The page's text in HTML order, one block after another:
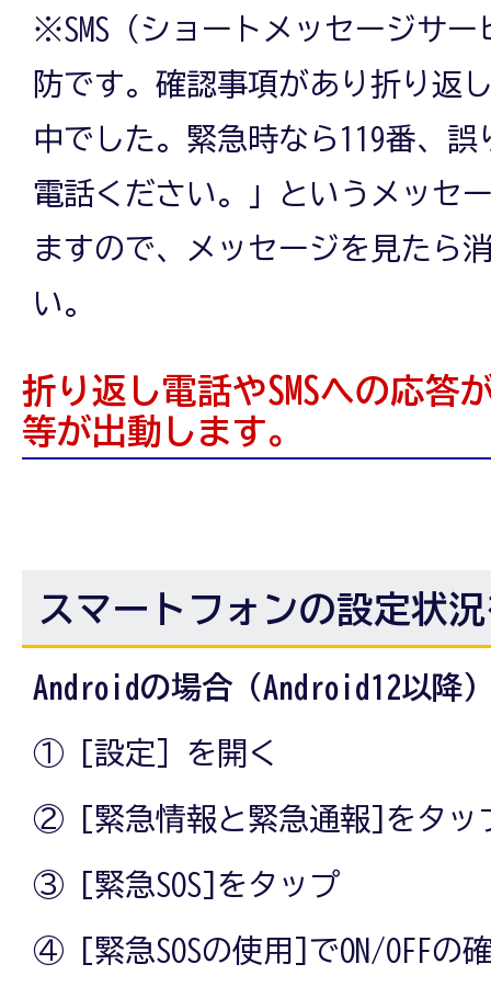
※SMS（ショートメッセージサ
防です。確認事項があり折り返
中でした。緊急時なら119番、誤
電話ください。」というメッセ
ますので、メッセージを見たら
い。
折り返し電話やSMSへの応答
等が出動します。
スマートフォンの設定状
Androidの場合（Android12以降
① [設定］を開く
② [緊急情報と緊急通報]をタッ
③ [緊急SOS]をタップ
④ [緊急SOSの使用]でON/OFFの